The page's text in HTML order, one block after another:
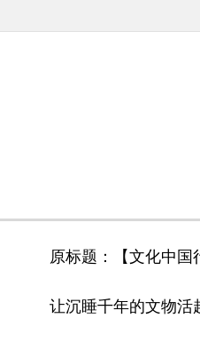
原标题：【文化中国
让沉睡千年的文物活